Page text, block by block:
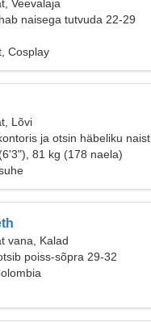
Veevalaja
naisega tutvuda 22-29
Cosplay
Lõvi
ja otsin häbeliku naist
81 kg (178 naela)
vana, Kalad
poiss-sõpra 29-32